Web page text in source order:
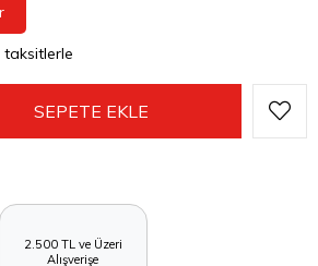
2.500 TL ve Üzeri
Alışverişe